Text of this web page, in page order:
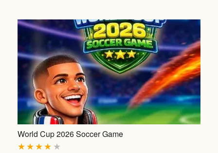
World Cup 2026 Soccer Game
★
★
★
★
★